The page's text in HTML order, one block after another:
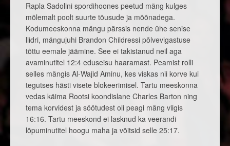
Rapla Sadolini spordihoones peetud mäng kulges
mõlemalt poolt suurte tõusude ja mõõnadega.
Kodumeeskonna mängu pärssis nende ühe senise
liidri, mängujuhi Brandon Childressi põlvevigastuse
tõttu eemale jäämine. See ei takistanud neil aga
avaminutitel 12:4 eduseisu haaramast. Peamist rolli
selles mängis Al-Wajid Aminu, kes viskas nii korve kui
tegutses hästi visete blokeerimisel. Tartu meeskonna
vedas käima Rootsi koondislane Charles Barton ning
tema korvidest ja söötudest oli peagi mäng viigis
16:16. Tartu meeskond ei lasknud ka veerandi
lõpuminutitel hoogu maha ja võitsid selle 25:17.